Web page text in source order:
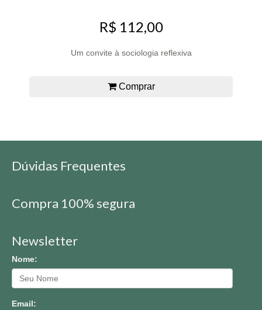
R$ 112,00
Um convite à sociologia reflexiva
Comprar
Dúvidas Frequentes
Compra 100% segura
Newsletter
Nome:
Email: